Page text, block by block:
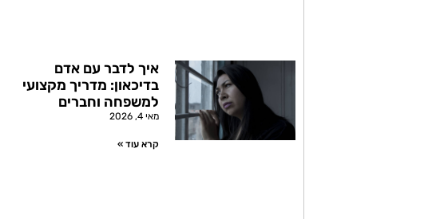
איך לדבר עם אדם
בדיכאון: מדריך מקצועי
למשפחה וחברים
מאי 4, 2026
קרא עוד »